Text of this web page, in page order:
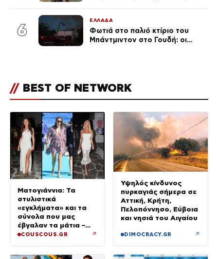
6
ΕΛΛΑΔΑ
Φωτιά στο παλιό κτίριο του
Μπάντμιντον στο Γουδή: οι
// BEST OF NETWORK
Ματογιάννια: Τα
στυλιστικά
«εγκλήματα» και τα
σύνολα που μας
έβγαλαν τα μάτια –
Μόνο τρεις πήραν 10
COUSCOUS.GR ↗
Υψηλός κίνδυνος
πυρκαγιάς σήμερα σε
Αττική, Κρήτη,
Πελοπόννησο, Εύβοια
και νησιά του Αιγαίου
DIMOCRACY.GR ↗